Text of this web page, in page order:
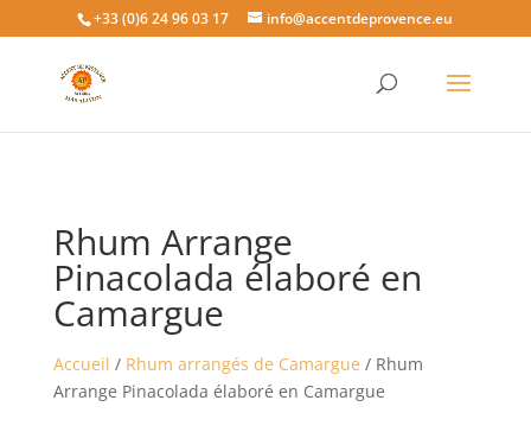
+33 (0)6 24 96 03 17 info@accentdeprovence.eu
Rhum Arrange
Pinacolada élaboré en
Camargue
Accueil / Rhum arrangés de Camargue / Rhum
Arrange Pinacolada élaboré en Camargue